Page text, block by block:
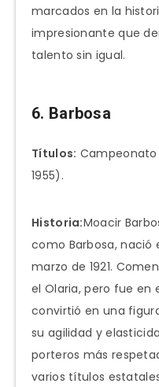
marcados en la
impresionante que
talento sin igual.
6. Barbosa
Títulos: Campeonato
1955).
Historia:Moacir
como Barbosa, nació
marzo de 1921.
el Olaria, pero fue en
convirtió en una
su agilidad y
porteros más
varios títulos